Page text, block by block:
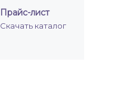
Прайс-лист
Скачать каталог